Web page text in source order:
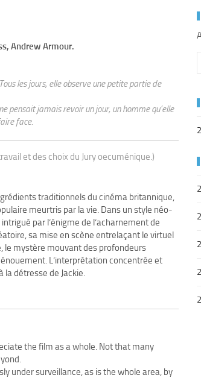
Andrew Armour.
les jours, elle observe une petite partie de
pensait jamais revoir un jour, un homme qu’elle
face.
et des choix du Jury oecuménique.)
traditionnels du cinéma britannique,
meurtris par la vie. Dans un style néo-
par l’énigme de l’acharnement de
sa mise en scène entrelaçant le virtuel
le mystère mouvant des profondeurs
L’interprétation concentrée et
la détresse de Jackie.
the film as a whole. Not that many
under surveillance, as is the whole area, by